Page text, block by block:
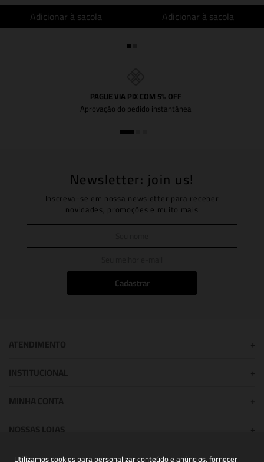
Utilizamos cookies para personalizar conteúdo e anúncios, fornecer
Adicionar à sacola Adicionar à sacola
PAGUE VIA PIX COM 5% OFF
Aprovação do pedido instantânea
Newsletter: join us!
Inscreva-se em nossa newsletter para receber
novidades, promoções e muito mais
Cadastrar
NOSSAS LOJAS
+